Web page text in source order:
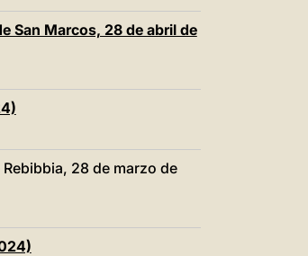
San Marcos, 28 de abril de
28 de marzo de